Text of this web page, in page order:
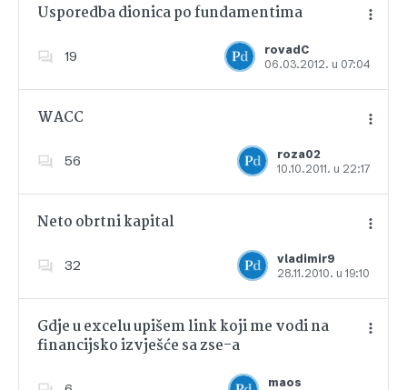
Usporedba dionica po fundamentima
19
rovadC
06.03.2012. u 07:04
Dodajte u favorite
WACC
56
roza02
10.10.2011. u 22:17
Dodajte u favorite
Neto obrtni kapital
32
vladimir9
28.11.2010. u 19:10
Dodajte u favorite
Gdje u excelu upišem link koji me vodi na
financijsko izvješće sa zse-a
maos
Dodajte u favorite